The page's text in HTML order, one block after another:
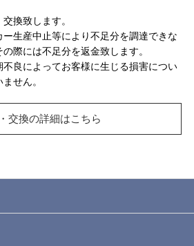
換致します。
生産中止等により不足分を調達できな
際には不足分を返金致します。
良によってお客様に生じる損害につい
せん。
交換の詳細はこちら